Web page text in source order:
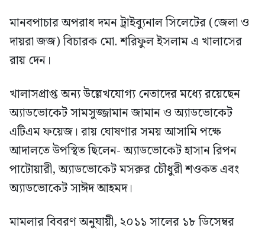
মানবপাচার অপরাধ দমন ট্রাইব্যুনাল সিলেটের (জেলা ও
দায়রা জজ) বিচারক মো. শরিফুল ইসলাম এ খালাসের
রায় দেন।
খালাসপ্রাপ্ত অন্য উল্লেখযোগ্য নেতাদের মধ্যে রয়েছেন
অ্যাডভোকেট সামসুজ্জামান জামান ও অ্যাডভোকেট
এটিএম ফয়েজ। রায় ঘোষণার সময় আসামি পক্ষে
আদালতে উপস্থিত ছিলেন- অ্যাডভোকেট হাসান রিপন
পাটোয়ারী, অ্যাডভোকেট মসরুর চৌধুরী শওকত এবং
অ্যাডভোকেট সাঈদ আহমদ।
মামলার বিবরণ অনুযায়ী, ২০১১ সালের ১৮ ডিসেম্বর